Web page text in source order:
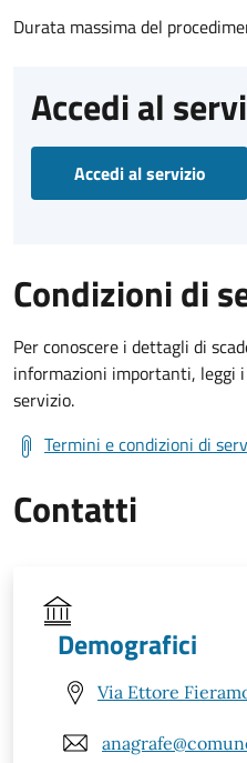
Durata massima del
Accedi al
Accedi al servizio
Condizioni di
Per conoscere i dettagli di
informazioni importanti, leggi
servizio.
Termini e condizioni di
Contatti
Demografici
Via Ettore